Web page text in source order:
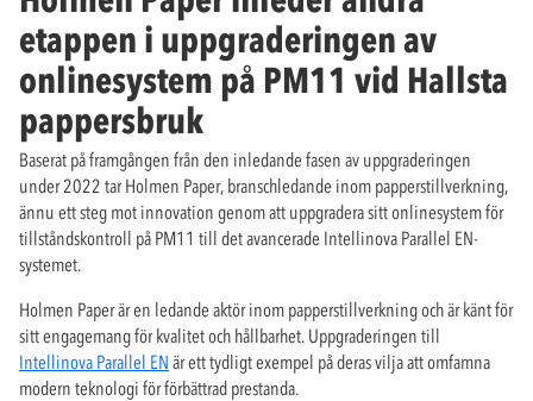
etappen i uppgraderingen av
onlinesystem på PM11 vid Hallsta
pappersbruk
Baserat på framgången från den inledande fasen av uppgraderingen
under 2022 tar Holmen Paper, branschledande inom papperstillverkning,
ännu ett steg mot innovation genom att uppgradera sitt onlinesystem för
tillståndskontroll på PM11 till det avancerade Intellinova Parallel EN-
systemet.
Holmen Paper är en ledande aktör inom papperstillverkning och är känt för
sitt engagemang för kvalitet och hållbarhet. Uppgraderingen till
Intellinova Parallel EN är ett tydligt exempel på deras vilja att omfamna
modern teknologi för förbättrad prestanda.